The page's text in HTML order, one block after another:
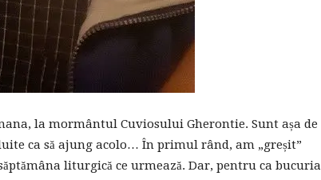
la mormântul Cuviosului Gherontie. Sunt așa de
ca să ajung acolo… În primul rând, am „greșit”
liturgică ce urmează. Dar, pentru ca bucuria